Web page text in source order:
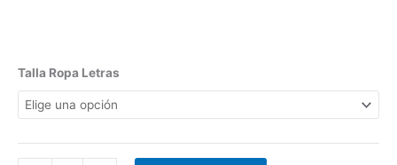
Talla Ropa Letras